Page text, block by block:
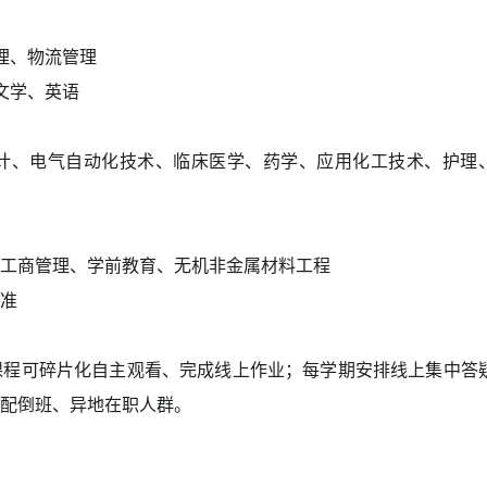
、物流管理
学、英语
电气自动化技术、临床医学、药学、应用化工技术、护理
商管理、学前教育、无机非金属材料工程
可碎片化自主观看、完成线上作业；每学期安排线上集中答
倒班、异地在职人群。